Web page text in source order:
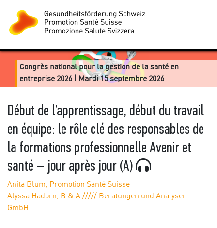
Congrès national pour la gestion de la santé en
entreprise 2026 | Mardi 15 septembre 2026
Début de l’apprentissage, début du travail
en équipe: le rôle clé des responsables de
la formations professionnelle Avenir et
santé – jour après jour (A)
Anita Blum, Promotion Santé Suisse
Alyssa Hadorn, B & A ///// Beratungen und Analysen
GmbH